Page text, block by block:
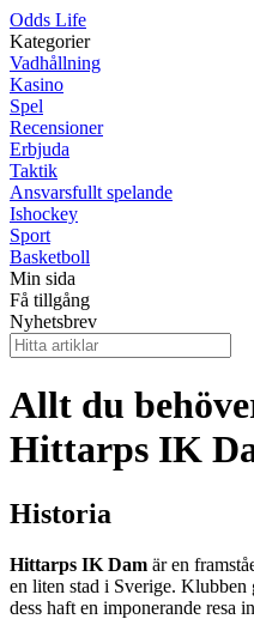
Odds Life
Kategorier
Vadhållning
Kasino
Spel
Recensioner
Erbjuda
Taktik
Ansvarsfullt spelande
Ishockey
Sport
Basketboll
Min sida
Få tillgång
Nyhetsbrev
Allt du
Hittarps IK
Historia
Hittarps IK Dam är en
en liten stad i Sverige. Klubben
dess haft en imponerande resa